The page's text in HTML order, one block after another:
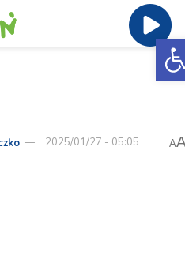
2025/01/27 - 05:05 A